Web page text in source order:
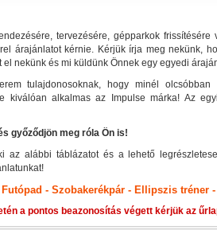
tervezésére, gépparkok
árajánlatot kérnie. Kérjük írja meg nekünk,
nekünk és mi küldünk Önnek egy egyedi
tulajdonosoknak, hogy minél
kiválóan alkalmas az Impulse márka! Az
győződjön meg róla Ön is!
az alábbi táblázatot és a lehető
Futópad - Szobakerékpár - Ellipszis tréner
a pontos beazonosítás végett kérjük az